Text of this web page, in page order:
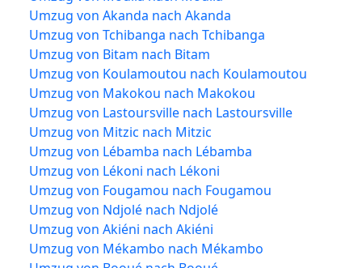
Umzug von Akanda nach Akanda
Umzug von Tchibanga nach Tchibanga
Umzug von Bitam nach Bitam
Umzug von Koulamoutou nach Koulamoutou
Umzug von Makokou nach Makokou
Umzug von Lastoursville nach Lastoursville
Umzug von Mitzic nach Mitzic
Umzug von Lébamba nach Lébamba
Umzug von Lékoni nach Lékoni
Umzug von Fougamou nach Fougamou
Umzug von Ndjolé nach Ndjolé
Umzug von Akiéni nach Akiéni
Umzug von Mékambo nach Mékambo